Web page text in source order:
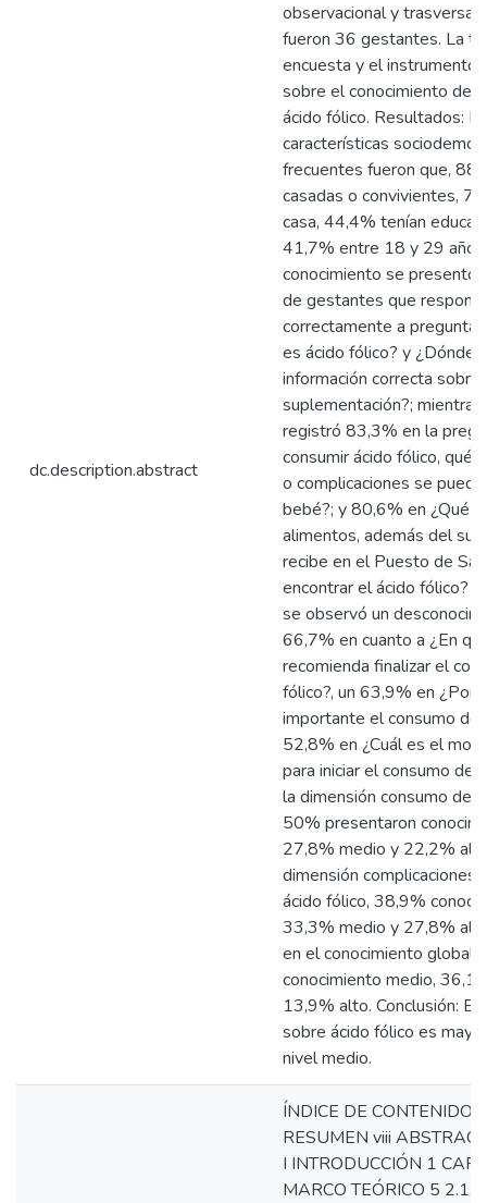
dc.description.abstract
observacional y
fueron 36 gestantes. La
encuesta y el instrumento
sobre el conocimiento del
ácido fólico. Resultados:
características
frecuentes fueron que,
casadas o convivientes,
casa, 44,4% tenían
41,7% entre 18 y 29
conocimiento se presentó
de gestantes que
correctamente a
es ácido fólico? y ¿Dónde
información correcta sobre
suplementación?;
registró 83,3% en la
consumir ácido fólico, qué
o complicaciones se
bebé?; y 80,6% en ¿Qué
alimentos, además del
recibe en el Puesto de
encontrar el ácido fólico?
se observó un
66,7% en cuanto a ¿En
recomienda finalizar el
fólico?, un 63,9% en ¿Por
importante el consumo de
52,8% en ¿Cuál es el
para iniciar el consumo de
la dimensión consumo de
50% presentaron
27,8% medio y 22,2%
dimensión complicaciones
ácido fólico, 38,9%
33,3% medio y 27,8%
en el conocimiento global
conocimiento medio,
13,9% alto. Conclusión: El
sobre ácido fólico es
nivel medio.
ÍNDICE DE
RESUMEN viii
I INTRODUCCIÓN 1
MARCO TEÓRICO 5 2.1.